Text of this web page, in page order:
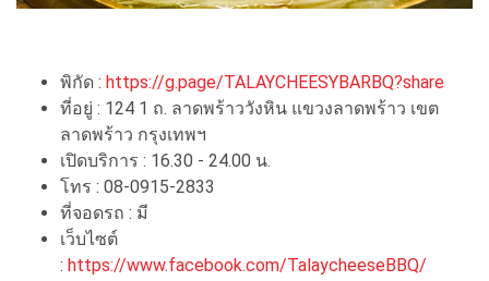
พิกัด : https://g.page/TALAYCHEESYBARBQ?share
ที่อยู่ : 124 1 ถ. ลาดพร้าววังหิน แขวงลาดพร้าว เขต
ลาดพร้าว กรุงเทพฯ
เปิดบริการ : 16.30 - 24.00 น.
โทร : 08-0915-2833
ที่จอดรถ : มี
เว็บไซต์
: https://www.facebook.com/TalaycheeseBBQ/